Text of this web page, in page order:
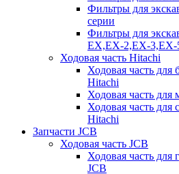
Фильтры для
серии
Фильтры для
EX,EX-2,EX-3,EX-
Ходовая часть Hitachi
Ходовая часть для
Hitachi
Ходовая часть для
Ходовая часть для
Hitachi
Запчасти JCB
Ходовая часть JCB
Ходовая часть для
JCB